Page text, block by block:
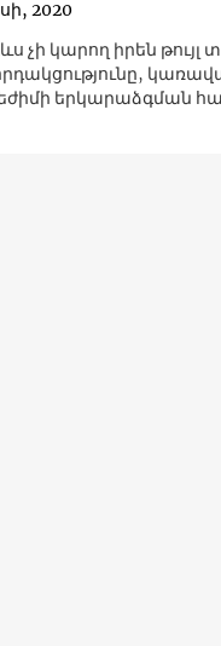
2020
չի կարող իրեն թույլ
երկարաձգման